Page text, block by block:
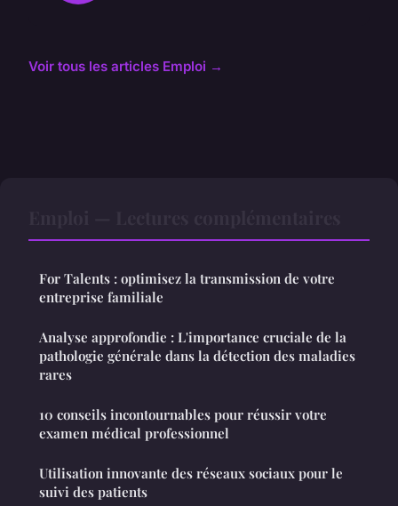
Voir tous les articles Emploi →
For Talents : optimisez la transmission de votre
entreprise familiale
Analyse approfondie : L'importance cruciale de la
pathologie générale dans la détection des maladies
rares
10 conseils incontournables pour réussir votre
examen médical professionnel
Utilisation innovante des réseaux sociaux pour le
suivi des patients